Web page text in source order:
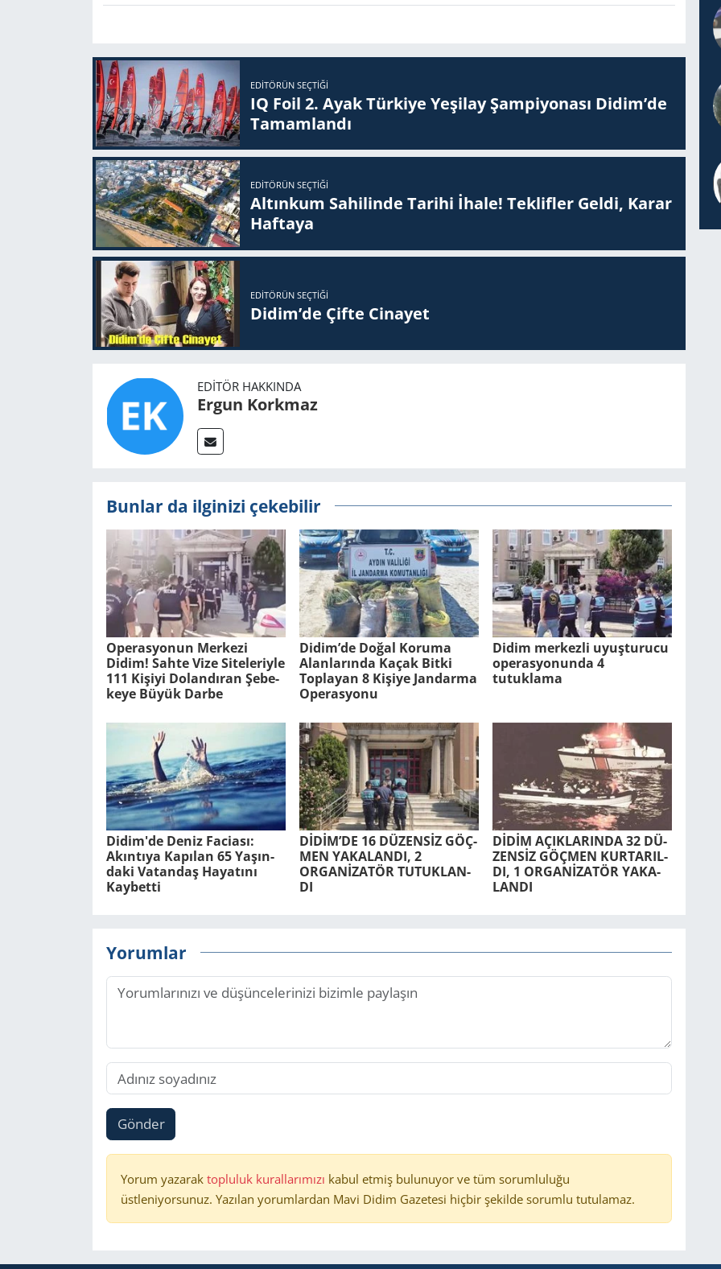
EDITÖRÜN SEÇTIĞI
IQ Foil 2. Ayak Tür­ki­ye Ye­şi­lay Şam­pi­yo­na­sı Didim’de
Ta­mam­lan­dı
EDITÖRÜN SEÇTIĞI
Altınkum Sahilinde Tarihi İhale! Teklifler Geldi, Karar
Haftaya
EDITÖRÜN SEÇTIĞI
Didim’de Çifte Ci­na­yet
EDITÖR HAKKINDA
Ergun Korkmaz
Bunlar da ilginizi çekebilir
Ope­ras­yo­nun Mer­ke­zi
Didim! Sahte Vize Si­te­le­riy­le
111 Ki­şi­yi Do­lan­dı­ran Şe­be­
ke­ye Büyük Darbe
Didim’de Doğal Ko­ru­ma
Alan­la­rın­da Kaçak Bitki
Top­la­yan 8 Ki­şi­ye Jan­dar­ma
Ope­ras­yo­nu
Didim merkezli uyuşturucu
operasyonunda 4
tutuklama
Didim'de Deniz Fa­ci­ası:
Akın­tı­ya Ka­pı­lan 65 Ya­şın­
da­ki Va­tan­daş Ha­ya­tı­nı
Kay­bet­ti
DİDİM’DE 16 DÜ­ZENSİZ GÖÇ­
MEN YA­KA­LAN­DI, 2
ORGANİZATÖR TU­TUK­LAN­
DI
DİDİM AÇIK­LA­RIN­DA 32 DÜ­
ZENSİZ GÖÇ­MEN KUR­TA­RIL­
DI, 1 ORGANİZATÖR YA­KA­
LAN­DI
Yorumlar
Gönder
Yorum yazarak topluluk kurallarımızı kabul etmiş bulunuyor ve tüm sorumluluğu
üstleniyorsunuz. Yazılan yorumlardan Mavi Didim Gazetesi hiçbir şekilde sorumlu tutulamaz.